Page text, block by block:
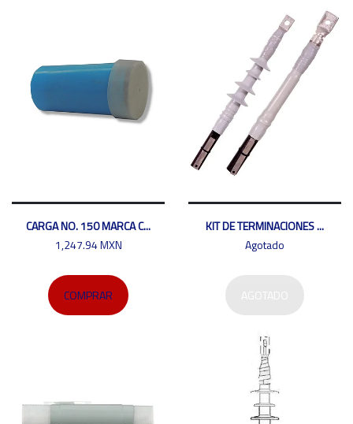
CARGA NO. 150 MARCA C...
1,247.94 MXN
COMPRAR
KIT DE TERMINACIONES ...
Agotado